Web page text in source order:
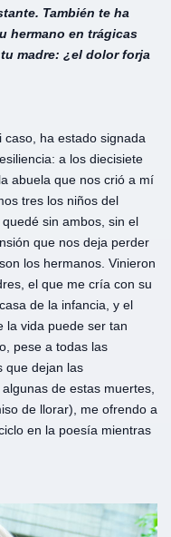
También te ha
hermano en trágicas
madre: ¿el dolor forja
ha estado signada
a los diecisiete
abuela que nos crió a mí
tres los niños del
sin ambos, sin el
que nos deja perder
los hermanos. Vinieron
el que me cría con su
de la infancia, y el
la vida puede ser tan
pese a todas las
que dejan las
de estas muertes,
de llorar), me ofrendo a
en la poesía mientras